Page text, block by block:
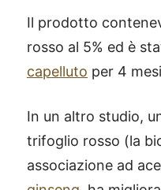
Il prodotto
rosso al 5% ed è
capelluto per 4
In un altro studio,
trifoglio rosso (la
associazione ad